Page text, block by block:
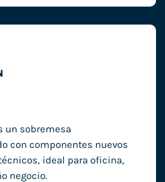
un sobremesa
con componentes nuevos
ideal para oficina,
negocio.